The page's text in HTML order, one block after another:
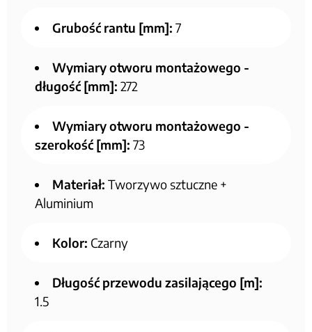
Grubość rantu [mm]: 7
Wymiary otworu montażowego -
długość [mm]: 272
Wymiary otworu montażowego -
szerokość [mm]: 73
Materiał: Tworzywo sztuczne +
Aluminium
Kolor: Czarny
Długość przewodu zasilającego [m]:
1.5